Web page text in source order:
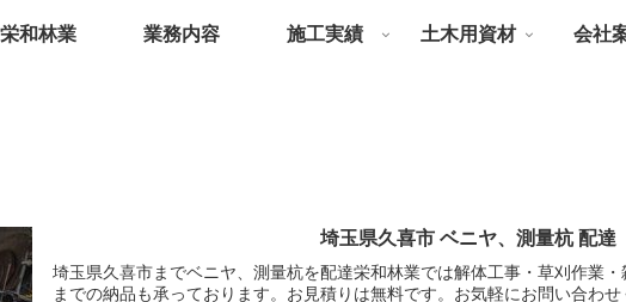
栄和林業 業務内容 施工実績 土木用資材 会社
埼玉県久喜市 ベニヤ、測量杭 配達
埼玉県久喜市までベニヤ、測量杭を配達栄和林業では解体工事・草刈作業
までの納品も承っております。お見積りは無料です。お気軽にお問い合わせ